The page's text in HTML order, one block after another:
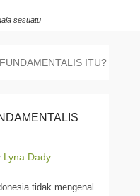
sesuatu
ITU?
Lyna Dady
tidak mengenal